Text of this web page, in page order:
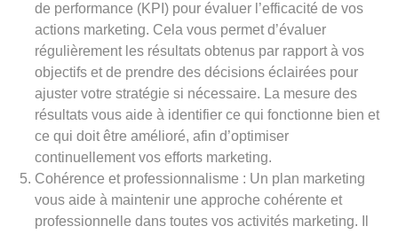
de performance (KPI) pour évaluer l’efficacité de vos
actions marketing. Cela vous permet d’évaluer
régulièrement les résultats obtenus par rapport à vos
objectifs et de prendre des décisions éclairées pour
ajuster votre stratégie si nécessaire. La mesure des
résultats vous aide à identifier ce qui fonctionne bien et
ce qui doit être amélioré, afin d’optimiser
continuellement vos efforts marketing.
Cohérence et professionnalisme : Un plan marketing
vous aide à maintenir une approche cohérente et
professionnelle dans toutes vos activités marketing. Il